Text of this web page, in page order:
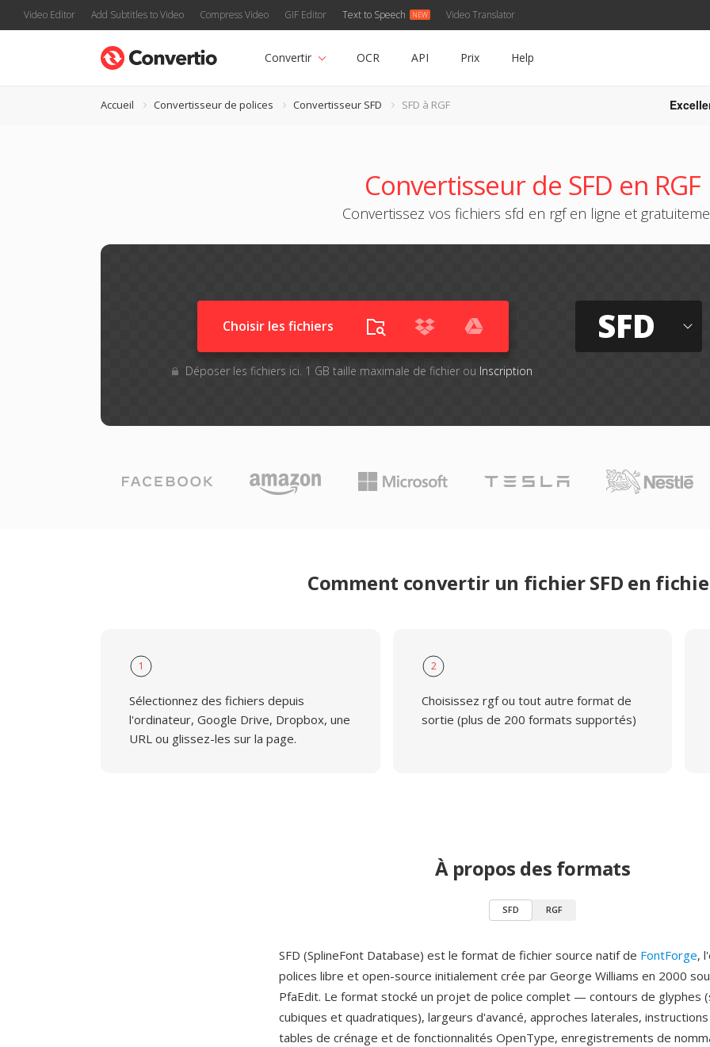
Video Editor Add Subtitles to Video Compress Video GIF Editor Text to Speech Video Translator
Convertir OCR API Prix Help
Accueil Convertisseur de polices Convertisseur SFD SFD à RGF
Convertisseur de SFD en RGF
Convertissez vos fichiers sfd en rgf en ligne et
Choisir les fichiers
Déposer les fichiers ici. 1 GB taille maximale de fichier ou Inscription
SFD
Comment convertir un fichier SFD en
1
Sélectionnez des fichiers depuis
l'ordinateur, Google Drive, Dropbox, une
URL ou glissez-les sur la page.
2
Choisissez rgf ou tout autre format de
sortie (plus de 200 formats supportés)
À propos des formats
SFD RGF
SFD (SplineFont Database) est le format de fichier source natif de FontForge,
polices libre et open-source initialement crée par George Williams en 2000
PfaEdit. Le format stocké un projet de police complet — contours de glyphes
cubiques et quadratiques), largeurs d'avancé, approches laterales,
tables de crénage et de fonctionnalités OpenType, enregistrements de